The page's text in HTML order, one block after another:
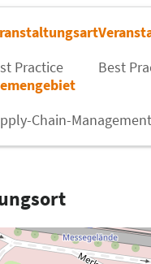
Practice
Best
Chain-Management